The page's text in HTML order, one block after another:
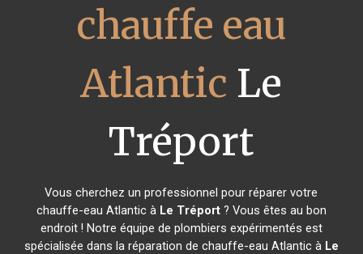
chauffe eau
Atlantic Le
Tréport
Vous cherchez un professionnel pour réparer votre
chauffe-eau Atlantic à Le Tréport? Vous êtes au bon
endroit ! Notre équipe de plombiers expérimentés est
spécialisée dans la réparation de chauffe-eau Atlantic à Le